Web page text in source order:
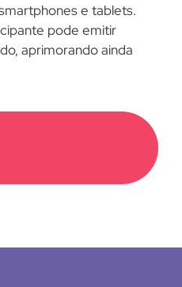
e tablets.
pode emitir
aprimorando ainda